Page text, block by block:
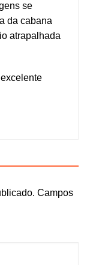
se
da cabana
atrapalhada
Campos